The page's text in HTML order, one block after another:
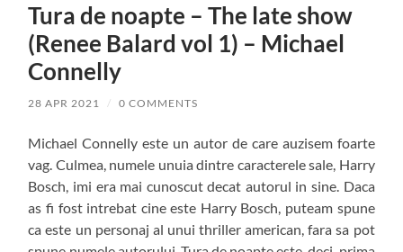
Tura de noapte – The late show
(Renee Balard vol 1) – Michael
Connelly
28 APR 2021 / 0 COMMENTS
Michael Connelly este un autor de care auzisem foarte
vag. Culmea, numele unuia dintre caracterele sale, Harry
Bosch, imi era mai cunoscut decat autorul in sine. Daca
as fi fost intrebat cine este Harry Bosch, puteam spune
ca este un personaj al unui thriller american, fara sa pot